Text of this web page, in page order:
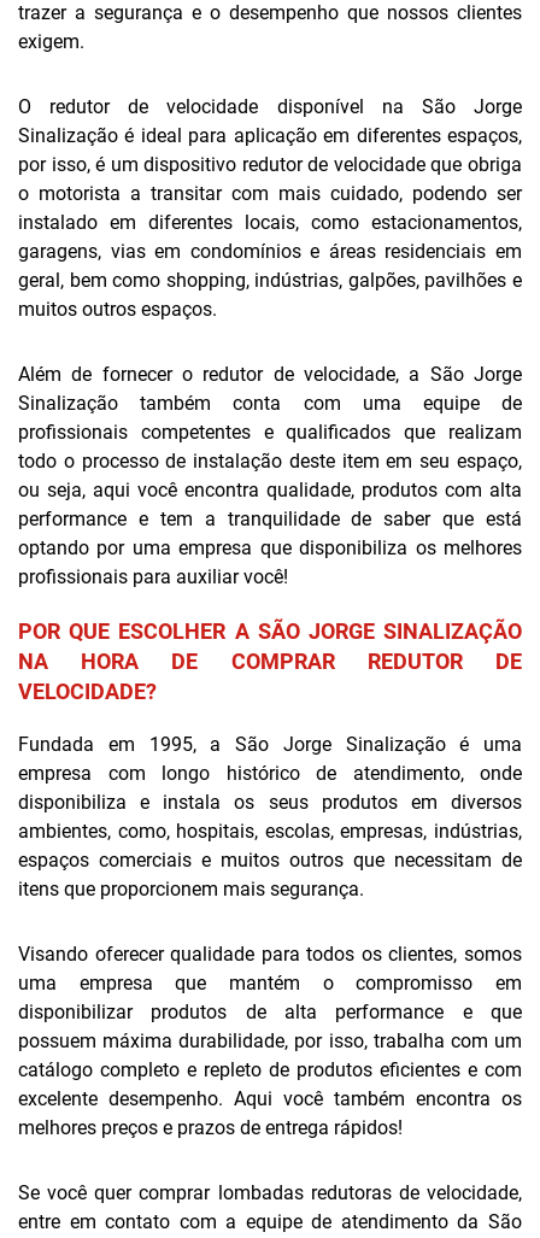
trazer a segurança e o desempenho que nossos clientes
exigem.
O redutor de velocidade disponível na São Jorge
Sinalização é ideal para aplicação em diferentes espaços,
por isso, é um dispositivo redutor de velocidade que obriga
o motorista a transitar com mais cuidado, podendo ser
instalado em diferentes locais, como estacionamentos,
garagens, vias em condomínios e áreas residenciais em
geral, bem como shopping, indústrias, galpões, pavilhões e
muitos outros espaços.
Além de fornecer o redutor de velocidade, a São Jorge
Sinalização também conta com uma equipe de
profissionais competentes e qualificados que realizam
todo o processo de instalação deste item em seu espaço,
ou seja, aqui você encontra qualidade, produtos com alta
performance e tem a tranquilidade de saber que está
optando por uma empresa que disponibiliza os melhores
profissionais para auxiliar você!
POR QUE ESCOLHER A SÃO JORGE SINALIZAÇÃO
NA HORA DE COMPRAR REDUTOR DE
VELOCIDADE?
Fundada em 1995, a São Jorge Sinalização é uma
empresa com longo histórico de atendimento, onde
disponibiliza e instala os seus produtos em diversos
ambientes, como, hospitais, escolas, empresas, indústrias,
espaços comerciais e muitos outros que necessitam de
itens que proporcionem mais segurança.
Visando oferecer qualidade para todos os clientes, somos
uma empresa que mantém o compromisso em
disponibilizar produtos de alta performance e que
possuem máxima durabilidade, por isso, trabalha com um
catálogo completo e repleto de produtos eficientes e com
excelente desempenho. Aqui você também encontra os
melhores preços e prazos de entrega rápidos!
Se você quer comprar lombadas redutoras de velocidade,
entre em contato com a equipe de atendimento da São